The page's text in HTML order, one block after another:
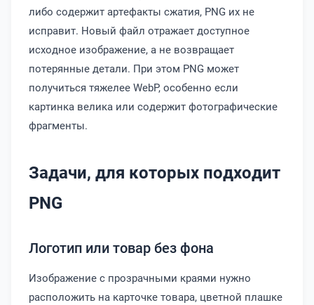
либо содержит артефакты сжатия, PNG их не
исправит. Новый файл отражает доступное
исходное изображение, а не возвращает
потерянные детали. При этом PNG может
получиться тяжелее WebP, особенно если
картинка велика или содержит фотографические
фрагменты.
Задачи, для которых подходит
PNG
Логотип или товар без фона
Изображение с прозрачными краями нужно
расположить на карточке товара, цветной плашке